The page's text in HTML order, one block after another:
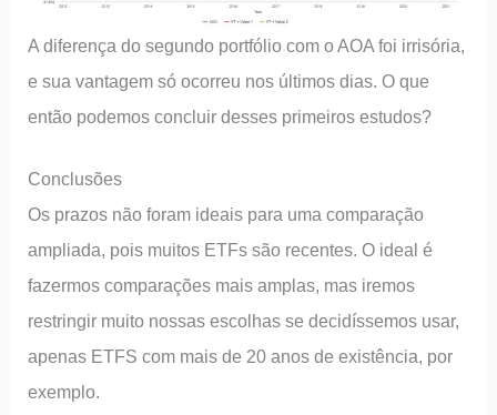
A diferença do segundo portfólio com o AOA foi irrisória,
e sua vantagem só ocorreu nos últimos dias. O que
então podemos concluir desses primeiros estudos?
Conclusões
Os prazos não foram ideais para uma comparação
ampliada, pois muitos ETFs são recentes. O ideal é
fazermos comparações mais amplas, mas iremos
restringir muito nossas escolhas se decidíssemos usar,
apenas ETFS com mais de 20 anos de existência, por
exemplo.